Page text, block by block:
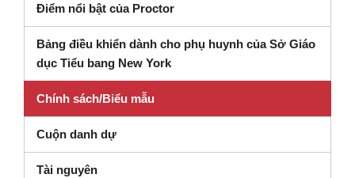
Điểm nổi bật của Proctor
Bảng điều khiển dành cho phụ huynh của Sở Giáo
dục Tiểu bang New York(mở trong cửa sổ mới)
Chính sách/Biểu mẫu
Cuộn danh dự
Tài nguyên